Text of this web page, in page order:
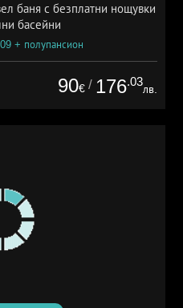
баня с безплатни нощувки
басейни
+ полупансион
90€ / 176.03
лв.